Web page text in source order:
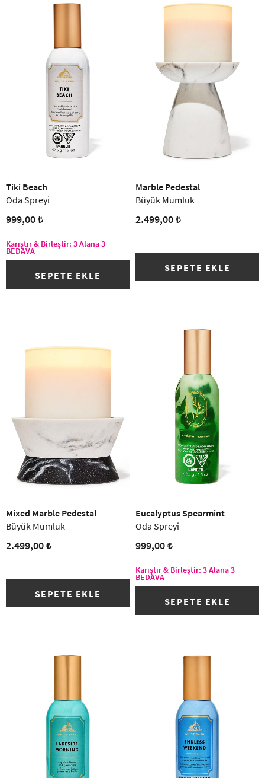
Tiki Beach
Oda Spreyi
999,00 ₺
Karıştır & Birleştir: 3 Alana 3
BEDAVA
SEPETE EKLE
Marble Pedestal
Büyük Mumluk
2.499,00 ₺
SEPETE EKLE
Mixed Marble Pedestal
Büyük Mumluk
2.499,00 ₺
SEPETE EKLE
Eucalyptus Spearmint
Oda Spreyi
999,00 ₺
Karıştır & Birleştir: 3 Alana 3
BEDAVA
SEPETE EKLE